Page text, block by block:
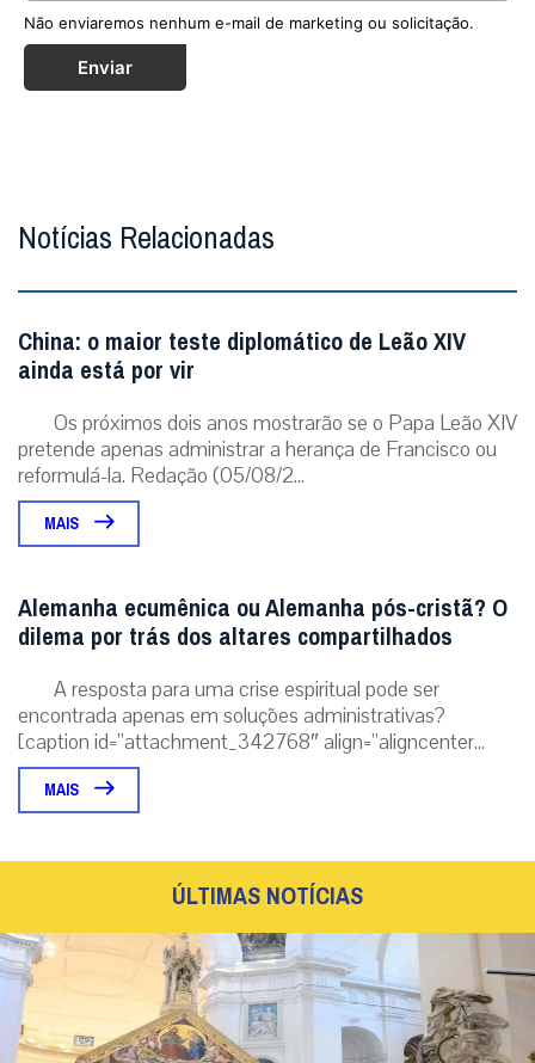
Não enviaremos nenhum e-mail de marketing ou solicitação.
Enviar
Notícias Relacionadas
China: o maior teste diplomático de Leão XIV
ainda está por vir
Os próximos dois anos mostrarão se o Papa Leão XIV
pretende apenas administrar a herança de Francisco ou
reformulá-la. Redação (05/08/2...
MAIS
Alemanha ecumênica ou Alemanha pós-cristã? O
dilema por trás dos altares compartilhados
A resposta para uma crise espiritual pode ser
encontrada apenas em soluções administrativas?
[caption id=”attachment_342768″ align=”aligncenter...
MAIS
ÚLTIMAS NOTÍCIAS